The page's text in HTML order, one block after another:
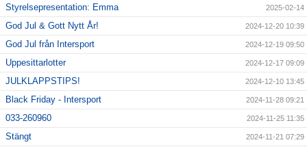
Styrelsepresentation: Emma 2025-02-14
God Jul & Gott Nytt År! 2024-12-20 10:39
God Jul från Intersport 2024-12-19 09:50
Uppesittarlotter 2024-12-17 09:09
JULKLAPPSTIPS! 2024-12-10 13:45
Black Friday - Intersport 2024-11-28 09:21
033-260960 2024-11-25 11:35
Stängt 2024-11-21 07:29